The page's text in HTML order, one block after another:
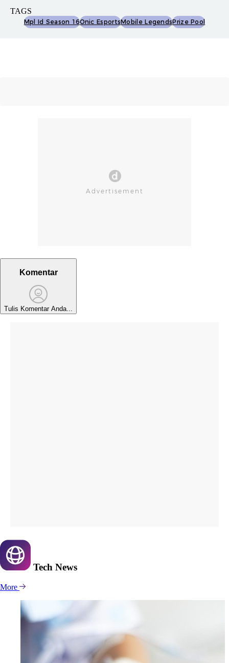
TAGS
Mpl Id Season 16Onic EsportsMobile LegendsPrize Pool
Komentar
Tulis Komentar Anda...
Tech News
More